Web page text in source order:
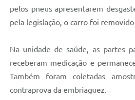
pelos pneus apresentarem
pela legislação, o carro foi removido
Na unidade de saúde, as partes
receberam medicação e
Também foram coletadas
contraprova da embriaguez.